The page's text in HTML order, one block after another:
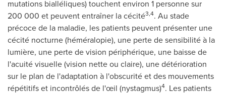
mutations bialléliques) touchent environ 1 personne sur
200 000 et peuvent entraîner la cécité3,4. Au stade
précoce de la maladie, les patients peuvent présenter une
cécité nocturne (héméralopie), une perte de sensibilité à la
lumière, une perte de vision périphérique, une baisse de
l'acuité visuelle (vision nette ou claire), une détérioration
sur le plan de l'adaptation à l'obscurité et des mouvements
répétitifs et incontrôlés de l'œil (nystagmus)4. Les patients